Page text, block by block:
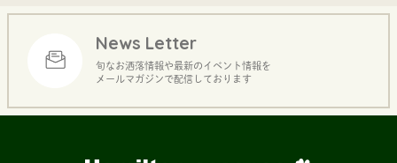
News Letter
旬なお洒落情報や最新のイベント情報を
メールマガジンで配信しております